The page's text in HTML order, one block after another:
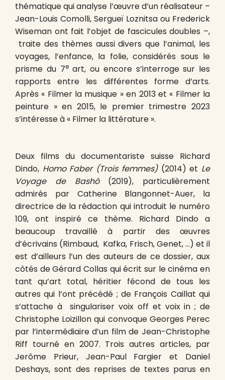
thématique qui analyse l’œuvre d’un réalisateur –
Jean-Louis Comolli, Sergueï Loznitsa ou Frederick
Wiseman ont fait l’objet de fascicules doubles –,
traite des thèmes aussi divers que l’animal, les
voyages, l’enfance, la folie, considérés sous le
prisme du 7eart, ou encore s’interroge sur les
rapports entre les différentes forme d’arts.
Après « Filmer la musique » en 2013 et « Filmer la
peinture » en 2015, le premier trimestre 2023
s’intéresse à « Filmer la littérature ».
Deux films du documentariste suisse Richard
Dindo, Homo Faber (Trois femmes)(2014) et Le
Voyage de Bashô(2019), particulièrement
admirés par Catherine Blangonnet-Auer, la
directrice de la rédaction qui introduit le numéro
109, ont inspiré ce thème. Richard Dindo a
beaucoup travaillé à partir des œuvres
d’écrivains (Rimbaud, Kafka, Frisch, Genet, …) et il
est d’ailleurs l’un des auteurs de ce dossier, aux
côtés de Gérard Collas qui écrit sur le cinéma en
tant qu’art total, héritier fécond de tous les
autres qui l’ont précédé ; de François Caillat qui
s’attache à singulariser voix off et voix in ; de
Christophe Loizillon qui convoque Georges Perec
par l’intermédiaire d’un film de Jean-Christophe
Riff tourné en 2007. Trois autres articles, par
Jerôme Prieur, Jean-Paul Fargier et Daniel
Deshays, sont des reprises de textes parus en